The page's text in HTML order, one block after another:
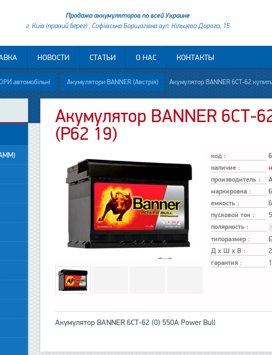
Продажа аккумуляторов по всей Украине
г. Київ (правий берег) , Софіївська Борщагівка вул. Кільцева Дорога, 15
НОВОСТИ СТАТЬИ О НАС КОНТАКТЫ
автомобільні Акумулятори BANNER (Австрія) Акумулятор BANNER 6СТ-62
Акумулятор BANNER 6СТ-
(P62 19)
код :
наличие :
производитель :
маркировка :
емкость :
пусковой ток :
полярность :
типоразмер :
Д х Ш х В :
гарантия :
Акумулятор BANNER 6СТ-62 (0) 550А Power Bull